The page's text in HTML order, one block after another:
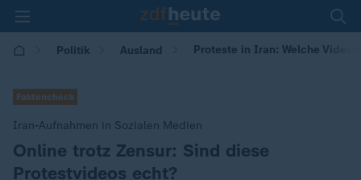
Politik Ausland Proteste in Iran: Welche
Faktencheck
Iran-Aufnahmen in Sozialen Medien
:
Online trotz Zensur: Sind diese
Protestvideos echt?